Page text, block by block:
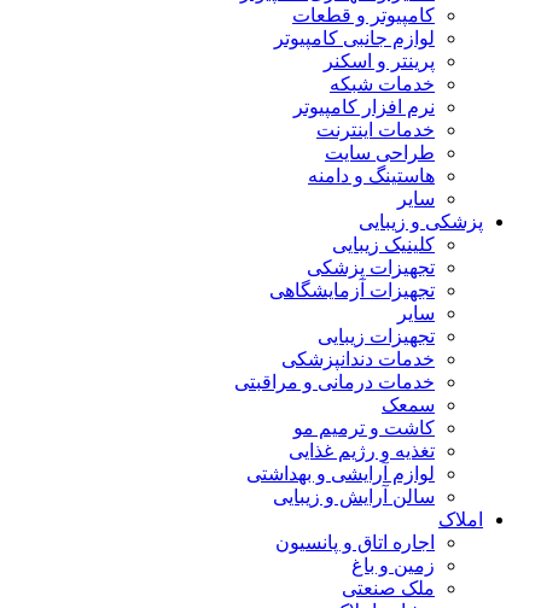
کامپیوتر و قطعات
لوازم جانبی کامپیوتر
پرینتر و اسکنر
خدمات شبکه
نرم افزار کامپیوتر
خدمات اینترنت
طراحی سایت
هاستینگ و دامنه
سایر
پزشکی و زیبایی
کلینیک زیبایی
تجهیزات پزشکی
تجهیزات آزمایشگاهی
سایر
تجهیزات زیبایی
خدمات دندانپزشکی
خدمات درمانی و مراقبتی
سمعک
کاشت و ترمیم مو
تغذیه و رژیم غذایی
لوازم آرایشی و بهداشتی
سالن آرایش و زیبایی
املاک
اجاره اتاق و پانسیون
زمین و باغ
ملک صنعتی